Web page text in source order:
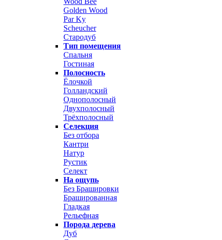
Golden Wood
Par Ky
Scheucher
Стародуб
Тип помещения
Спальня
Гостиная
Полосность
Ёлочкой
Голландский
Однополосный
Двухполосный
Трёхполосный
Селекция
Без отбора
Кантри
Натур
Рустик
Селект
На ощупь
Без Брашировки
Брашированная
Гладкая
Рельефная
Порода дерева
Дуб